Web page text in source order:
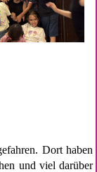
Dort haben
und viel darüber